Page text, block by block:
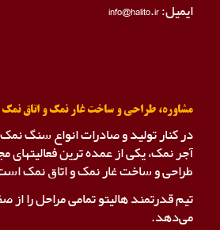
ایمیل: info@halito.ir
مشاوره، طراحی و ساخت غار نمک و اتاق نمک
در کنار تولید و صادرات انواع سنگ
آجر نمک، یکی از عمده ترین فعالیتهای
طراحی و ساخت غار نمک و اتاق نمک
تیم قدرتمند هالیتو تمامی مراحل را از
می‌دهد.